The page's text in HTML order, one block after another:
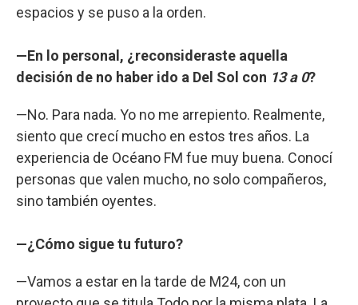
espacios y se puso a la orden.
—En lo personal, ¿reconsideraste aquella
decisión de no haber ido a Del Sol con 13 a 0?
—No. Para nada. Yo no me arrepiento. Realmente,
siento que crecí mucho en estos tres años. La
experiencia de Océano FM fue muy buena. Conocí
personas que valen mucho, no solo compañeros,
sino también oyentes.
—¿Cómo sigue tu futuro?
—Vamos a estar en la tarde de M24, con un